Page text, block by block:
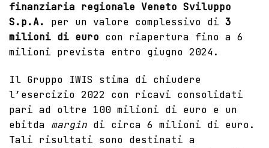
finanziaria regionale Veneto Sviluppo
S.p.A.
per un valore complessivo di 3
milioni di euro con riapertura fino a 6
milioni prevista entro giugno 2024.
Il Gruppo IWIS stima di chiudere
l’esercizio 2022 con ricavi consolidati
pari ad oltre 100 milioni di euro e un
ebitda margin di circa 6 milioni di euro.
Tali risultati sono destinati a